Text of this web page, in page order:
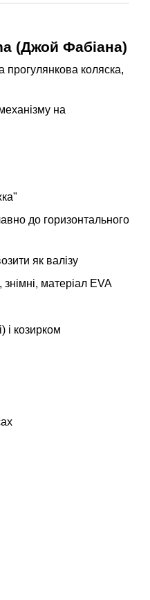
(Джой Фабіана)
прогулянкова коляска,
на
до горизонтального
як валізу
знімні, матеріал EVA
і козирком